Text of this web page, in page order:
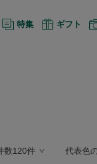
特集 ギフト
数120件 代表色